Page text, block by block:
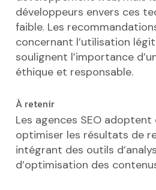
développeurs envers ces
faible. Les
concernant l’utilisation
soulignent l’importance
éthique et responsable.
À retenir
Les agences SEO adoptent
optimiser les résultats de
intégrant des outils
d’optimisation des